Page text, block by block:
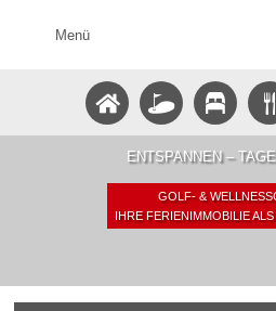
Menü
ENTSPANNEN –
GOLF- &
IHRE FERIENIMMOBILIE